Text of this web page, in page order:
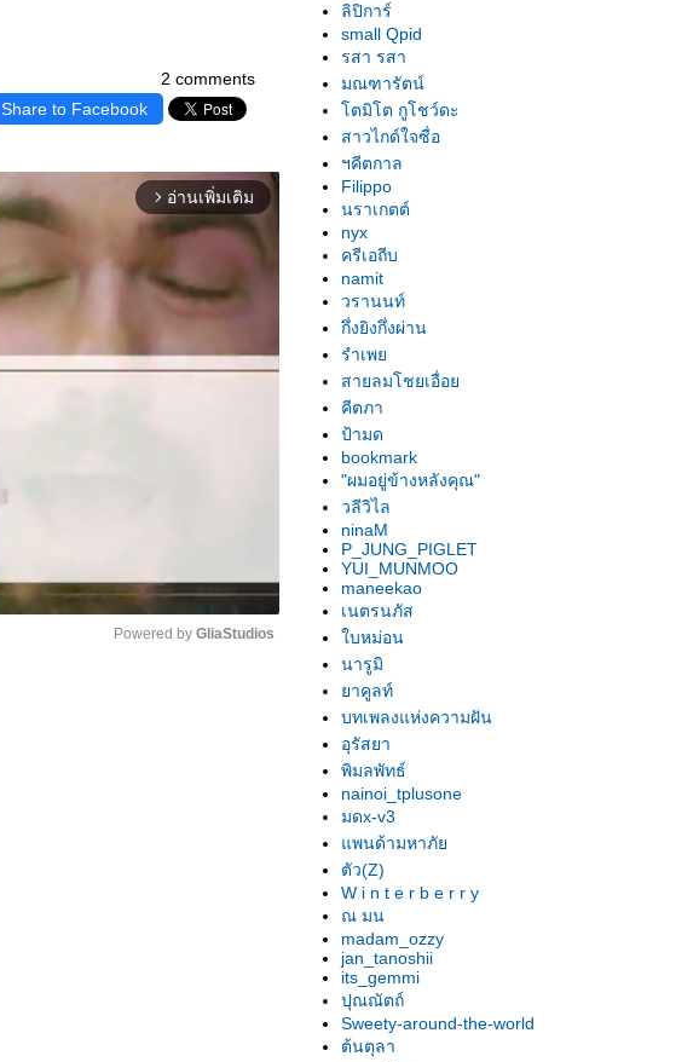
2 comments
Share to Facebook
arrow_forward_ios อ่านเพิ่มเติม
Powered by GliaStudios
ลิปิการ์
small Qpid
รสา รสา
มณฑารัตน์
ตมิโต กูโชว์ดะ
สาวไกด์ใจซื่อ
ฯคีตกาล
Filippo
นราเกตต์
nyx
ครีเอถีบ
namit
วรานนท์
กึ่งยิงกึ่งผ่าน
รำเพ
สายลมโชยเอื่อ
คีตภา
ป้ามด
bookmark
"ผมอยู่ข้างหลังคุณ"
วลีวิไล
ninaM
P_JUNG_PIGLET
YUI_MUNMOO
maneekao
เนตรนภัส
บหม่อน
นารูมิ
าคูลท์
บทเพลงแห่งความฝัน
อุรัสยา
พิมลพัทธ์
nainoi_tplusone
มดx-v3
พนด้ามหาภั
ตัว(Z)
W i n t e r b e r r y
ณ มน
madam_ozzy
jan_tanoshii
its_gemmi
ปุณณัตถ์
Sweety-around-the-world
ต้นตุลา